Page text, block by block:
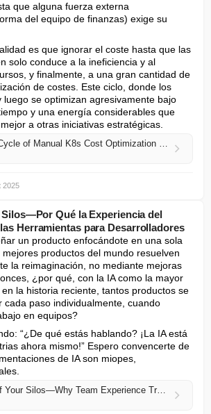
que alguna fuerza externa
del equipo de finanzas) exige su
es que ignorar el coste hasta que las
solo conduce a la ineficiencia y al
y finalmente, a una gran cantidad de
de costes. Este ciclo, donde los
luego se optimizan agresivamente bajo
y una energía considerables que
a otras iniciativas estratégicas.
The Endless Cycle of Manual K8s Cost Optimization Is Costing Organizations More Than They Realize
2025
Silos—Por Qué la Experiencia del
Herramientas para Desarrolladores
un producto enfocándote en una sola
productos del mundo resuelven
la reimaginación, no mediante mejoras
¿por qué, con la IA como la mayor
la historia reciente, tantos productos se
cada paso individualmente, cuando
en equipos?
“¿De qué estás hablando? ¡La IA está
ahora mismo!” Espero convencerte de
de IA son miopes,
Take AI Out of Your Silos—Why Team Experience Trumps Developer Tools